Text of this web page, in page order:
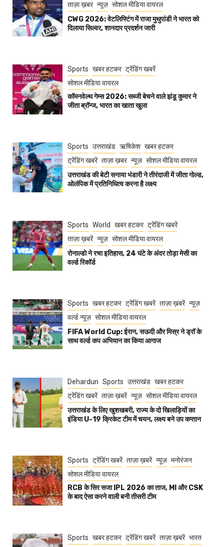
ताज़ा ख़बर न्यूज़ सोशल मीडिया वायरल
CWG 2026: वेटलिफ्टिंग में राजा मुथुपांडी ने भारत को
दिलाया सिल्वर, शानदार प्रदर्शन जारी
Sports खबर हटकर ट्रेंडिंग खबरें
सोशल मीडिया वायरल
कॉमनवेल्थ गेम्स 2026: सब्जी बेचने वाले झंडू कुमार ने
जीता ब्रॉन्ज, भारत का खाता खुला
Sports उत्तराखंड ऋषिकेश खबर हटकर
ट्रेंडिंग खबरें ताज़ा ख़बर न्यूज़ सोशल मीडिया वायरल
उत्तराखंड की बेटी सनाया भंडारी ने तीरंदाजी में जीता गोल्ड,
ओलंपिक में प्रतिनिधित्व करना है लक्ष्य
Sports World खबर हटकर ट्रेंडिंग खबरें
ताज़ा ख़बरें न्यूज़ सोशल मीडिया वायरल
रोनाल्डो ने रचा इतिहास, 24 घंटे के अंदर तोड़ा मेसी का
वर्ल्ड रिकॉर्ड
Sports खबर हटकर ट्रेंडिंग खबरें ताज़ा ख़बरें न्यूज़
वर्ल्ड न्यूज़ सोशल मीडिया वायरल
FIFA World Cup: ईरान, सऊदी और मिस्र ने ड्रॉ के
साथ वर्ल्ड कप अभियान का किया आगाज
Dehardun Sports उत्तराखंड खबर हटकर
ट्रेंडिंग खबरें ताज़ा ख़बरें न्यूज़ सोशल मीडिया वायरल
उत्तराखंड के लिए खुशखबरी, राज्य के दो खिलाड़ियों का
इंडिया U-19 क्रिकेट टीम में चयन, लक्ष्य बने उप कप्तान
Sports ट्रेंडिंग खबरें ताज़ा ख़बरें न्यूज़ मनोरंजन
सोशल मीडिया वायरल
RCB के सिर सजा IPL 2026 का ताज, MI और CSK
के बाद ऐसा करने वाली बनी तीसरी टीम
Sports खबर हटकर ट्रेंडिंग खबरें ताज़ा ख़बरें भारत